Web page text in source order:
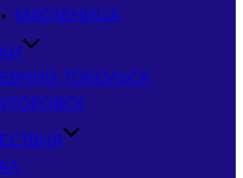
МАСЛЕНИЦА
ТОБОЛЬСК